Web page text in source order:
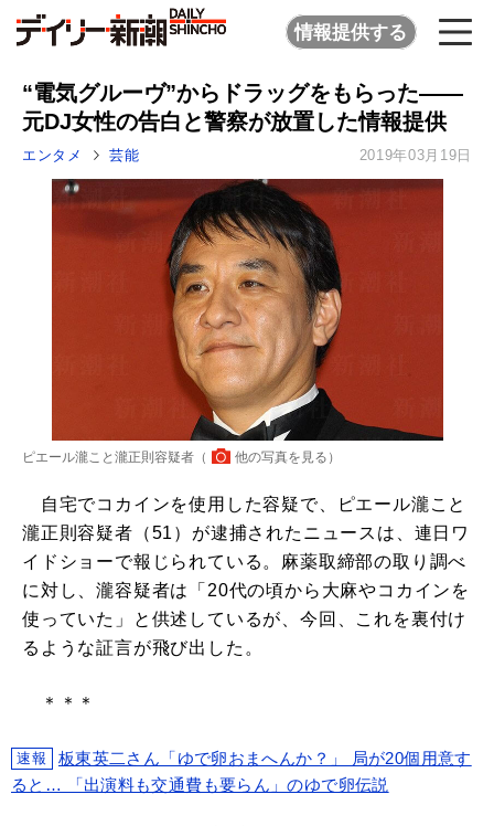
情報提供する
“電気グルーヴ”からドラッグをもらった――
元DJ女性の告白と警察が放置した情報提供
エンタメ 芸能 2019年03月19日
ピエール瀧こと瀧正則容疑者（ 他の写真を見る ）
自宅でコカインを使用した容疑で、ピエール瀧こと
瀧正則容疑者（51）が逮捕されたニュースは、連日ワ
イドショーで報じられている。麻薬取締部の取り調べ
に対し、瀧容疑者は「20代の頃から大麻やコカインを
使っていた」と供述しているが、今回、これを裏付け
るような証言が飛び出した。
＊＊＊
速報
板東英二さん「ゆで卵おまへんか？」 局が20個用意す
ると… 「出演料も交通費も要らん」のゆで卵伝説